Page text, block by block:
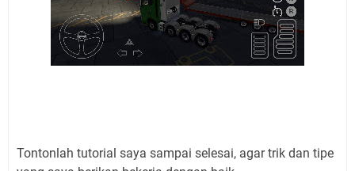
Tontonlah tutorial saya sampai selesai, agar trik dan tipe